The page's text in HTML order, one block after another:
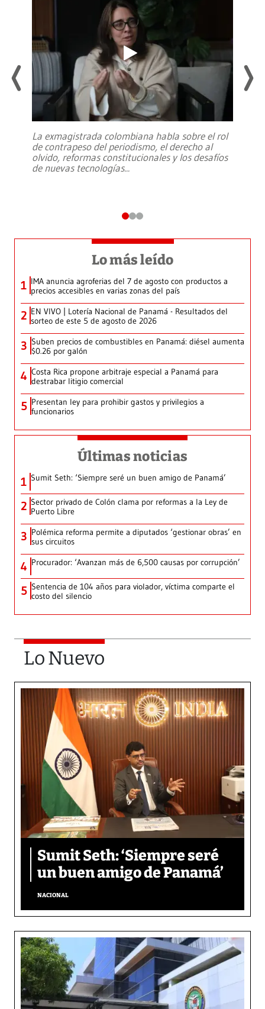
La exmagistrada colombiana habla sobre el rol
de contrapeso del periodismo, el derecho al
olvido, reformas constitucionales y los desafíos
de nuevas tecnologías...
Lo más leído
1 IMA anuncia agroferias del 7 de agosto con productos a
precios accesibles en varias zonas del país
2 EN VIVO | Lotería Nacional de Panamá - Resultados del
sorteo de este 5 de agosto de 2026
3 Suben precios de combustibles en Panamá: diésel aumenta
$0.26 por galón
4 Costa Rica propone arbitraje especial a Panamá para
destrabar litigio comercial
5 Presentan ley para prohibir gastos y privilegios a
funcionarios
Últimas noticias
1 Sumit Seth: ‘Siempre seré un buen amigo de Panamá’
2 Sector privado de Colón clama por reformas a la Ley de
Puerto Libre
3 Polémica reforma permite a diputados ‘gestionar obras’ en
sus circuitos
4 Procurador: ‘Avanzan más de 6,500 causas por corrupción’
5 Sentencia de 104 años para violador, víctima comparte el
costo del silencio
Lo Nuevo
Sumit Seth: ‘Siempre seré
un buen amigo de Panamá’
NACIONAL